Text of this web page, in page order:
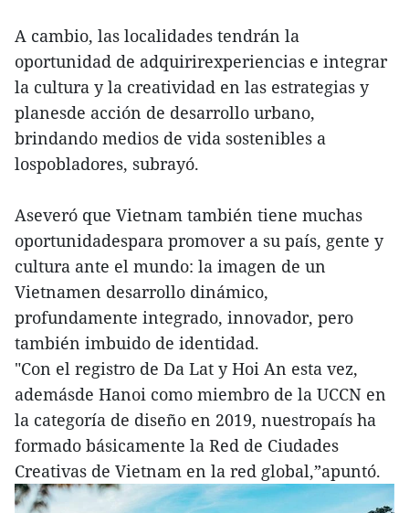
A cambio, las localidades tendrán la
oportunidad de adquirirexperiencias e integrar
la cultura y la creatividad en las estrategias y
planesde acción de desarrollo urbano,
brindando medios de vida sostenibles a
lospobladores, subrayó.
Aseveró que Vietnam también tiene muchas
oportunidadespara promover a su país, gente y
cultura ante el mundo: la imagen de un
Vietnamen desarrollo dinámico,
profundamente integrado, innovador, pero
también imbuido de identidad.
"Con el registro de Da Lat y Hoi An esta vez,
ademásde Hanoi como miembro de la UCCN en
la categoría de diseño en 2019, nuestropaís ha
formado básicamente la Red de Ciudades
Creativas de Vietnam en la red global,”apuntó.